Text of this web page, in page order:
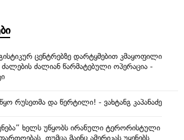
ცენტრებზე დარტყმებით კმაყოფილი
ძალიან წარმატებული ოპერაცია -
რუსეთმა და წერტილი! - ვახტანგ კაპანაძე
ხელს უწყობს ირანული ტერორისტული
თუმცა მაინც ამერიკას უყენებს